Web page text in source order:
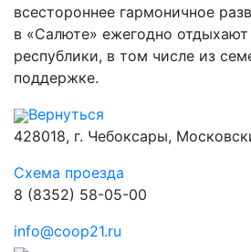
всестороннее гармоничное
в «Салюте» ежегодно
республики, в том числе из
поддержке.
Вернуться
428018, г. Чебоксары,
Схема проезда
8 (8352) 58-05-00
info@coop21.ru